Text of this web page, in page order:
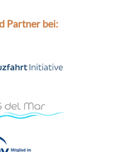
Partner bei: